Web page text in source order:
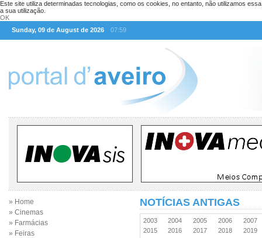
Este site utiliza determinadas tecnologias, como os cookies, no entanto, não utilizamos
a sua utilização.
OK
Sunday, 09 de August de 2026
07:59
» Home
» Cinemas
» Farmácias
» Feiras
NOTÍCIAS ANTIGAS
2003 2004 2005 2006
2007
2015
2016 2017 2018 2019